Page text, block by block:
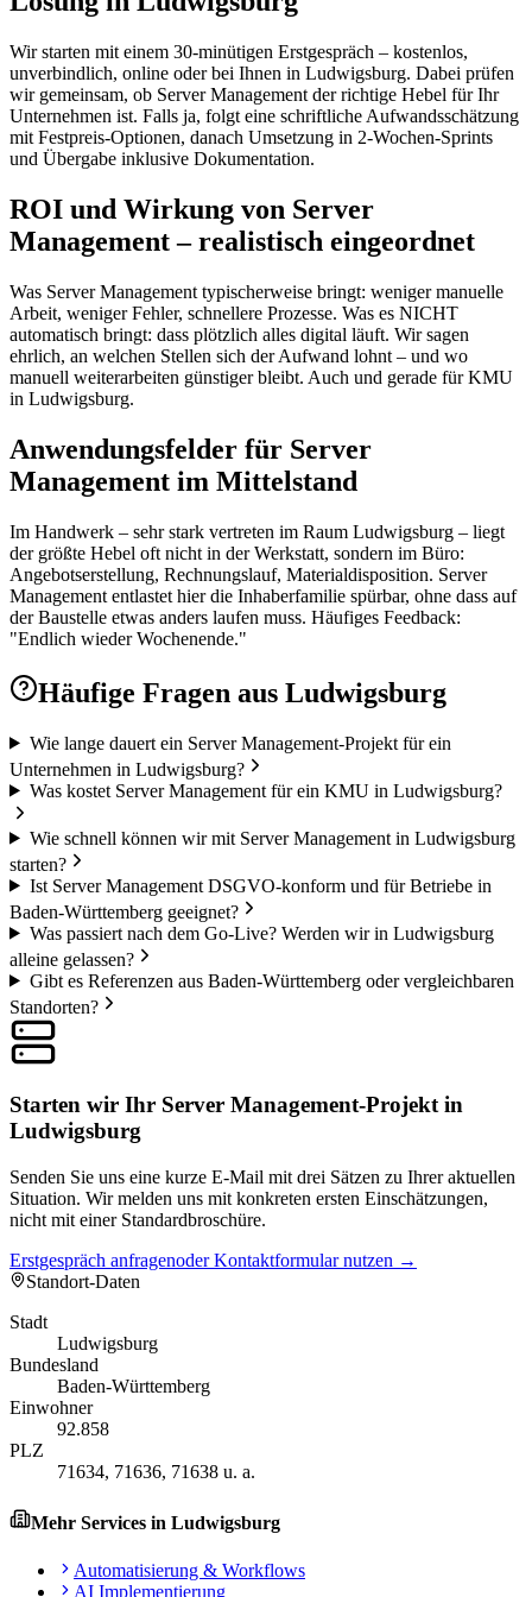
Wir starten mit einem 30-minütigen Erstgespräch – kostenlos,
unverbindlich, online oder bei Ihnen in Ludwigsburg. Dabei prüfen
wir gemeinsam, ob Server Management der richtige Hebel für Ihr
Unternehmen ist. Falls ja, folgt eine schriftliche Aufwandsschätzung
mit Festpreis-Optionen, danach Umsetzung in 2-Wochen-Sprints
und Übergabe inklusive Dokumentation.
ROI und Wirkung von Server
Management – realistisch eingeordnet
Was Server Management typischerweise bringt: weniger manuelle
Arbeit, weniger Fehler, schnellere Prozesse. Was es NICHT
automatisch bringt: dass plötzlich alles digital läuft. Wir sagen
ehrlich, an welchen Stellen sich der Aufwand lohnt – und wo
manuell weiterarbeiten günstiger bleibt. Auch und gerade für KMU
in Ludwigsburg.
Anwendungsfelder für Server
Management im Mittelstand
Im Handwerk – sehr stark vertreten im Raum Ludwigsburg – liegt
der größte Hebel oft nicht in der Werkstatt, sondern im Büro:
Angebotserstellung, Rechnungslauf, Materialdisposition. Server
Management entlastet hier die Inhaberfamilie spürbar, ohne dass auf
der Baustelle etwas anders laufen muss. Häufiges Feedback:
"Endlich wieder Wochenende."
Häufige Fragen aus Ludwigsburg
Wie lange dauert ein Server Management-Projekt für ein
Unternehmen in Ludwigsburg?
Was kostet Server Management für ein KMU in Ludwigsburg?
Wie schnell können wir mit Server Management in Ludwigsburg
starten?
Ist Server Management DSGVO-konform und für Betriebe in
Baden-Württemberg geeignet?
Was passiert nach dem Go-Live? Werden wir in Ludwigsburg
alleine gelassen?
Gibt es Referenzen aus Baden-Württemberg oder vergleichbaren
Standorten?
Starten wir Ihr Server Management-Projekt in
Ludwigsburg
Senden Sie uns eine kurze E-Mail mit drei Sätzen zu Ihrer aktuellen
Situation. Wir melden uns mit konkreten ersten Einschätzungen,
nicht mit einer Standardbroschüre.
Erstgespräch anfragenoder Kontaktformular nutzen →
Standort-Daten
Stadt
Ludwigsburg
Bundesland
Baden-Württemberg
Einwohner
92.858
PLZ
71634, 71636, 71638 u. a.
Mehr Services in Ludwigsburg
Automatisierung & Workflows
AI Implementierung